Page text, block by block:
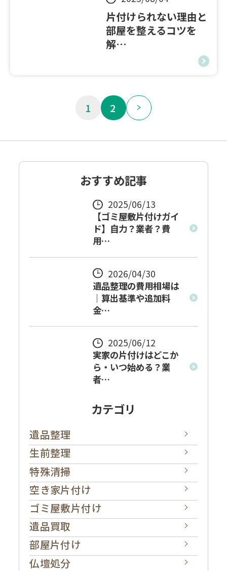
片付けられない理由と
部屋を整えるコツを
解…
1 2
おすすめ記事
2025/06/13
【ゴミ屋敷片付けガイ
ド】自力？業者？費
用…
2026/04/30
遺品整理の費用相場は
｜算出基準や追加料
金…
2025/06/12
実家の片付けはどこか
ら・いつ始める？業
者…
カテゴリ
遺品整理
生前整理
特殊清掃
空き家片付け
ゴミ屋敷片付け
遺品買取
部屋片付け
仏壇処分